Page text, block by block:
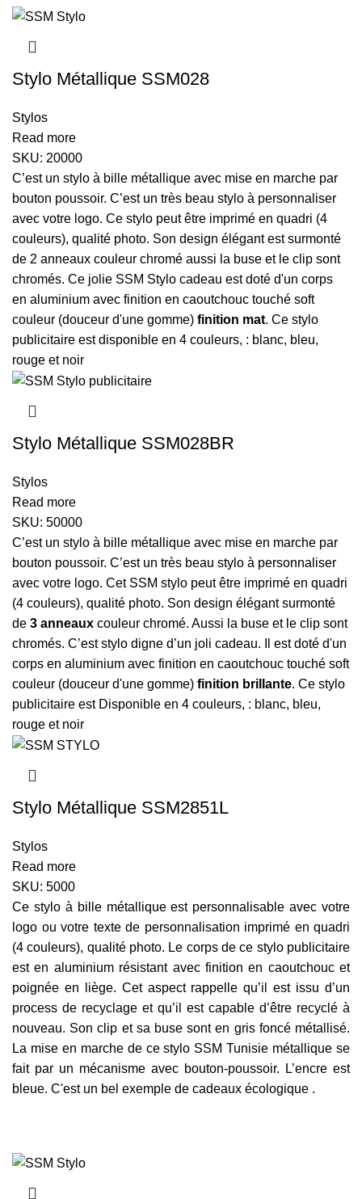
Stylo Métallique SSM028
Stylos
Read more
SKU: 20000
C’est un stylo à bille métallique avec mise en marche par
bouton poussoir. C’est un très beau stylo à personnaliser
avec votre logo. Ce stylo peut être imprimé en quadri (4
couleurs), qualité photo. Son design élégant est surmonté
de 2 anneaux couleur chromé aussi la buse et le clip sont
chromés. Ce jolie SSM Stylo cadeau est doté d'un corps
en aluminium avec finition en caoutchouc touché soft
couleur (douceur d'une gomme) finition mat. Ce stylo
publicitaire est disponible en 4 couleurs, : blanc, bleu,
rouge et noir
Stylo Métallique SSM028BR
Stylos
Read more
SKU: 50000
C’est un stylo à bille métallique avec mise en marche par
bouton poussoir. C’est un très beau stylo à personnaliser
avec votre logo. Cet SSM stylo peut être imprimé en quadri
(4 couleurs), qualité photo. Son design élégant surmonté
de 3 anneaux couleur chromé. Aussi la buse et le clip sont
chromés. C’est stylo digne d’un joli cadeau. Il est doté d'un
corps en aluminium avec finition en caoutchouc touché soft
couleur (douceur d'une gomme) finition brillante. Ce stylo
publicitaire est Disponible en 4 couleurs, : blanc, bleu,
rouge et noir
Stylo Métallique SSM2851L
Stylos
Read more
SKU: 5000
Ce stylo à bille métallique est personnalisable avec votre
logo ou votre texte de personnalisation imprimé en quadri
(4 couleurs), qualité photo. Le corps de ce stylo publicitaire
est en aluminium résistant avec finition en caoutchouc et
poignée en liège. Cet aspect rappelle qu’il est issu d’un
process de recyclage et qu’il est capable d’être recyclé à
nouveau. Son clip et sa buse sont en gris foncé métallisé.
La mise en marche de ce stylo SSM Tunisie métallique se
fait par un mécanisme avec bouton-poussoir. L’encre est
bleue. C'est un bel exemple de cadeaux écologique .